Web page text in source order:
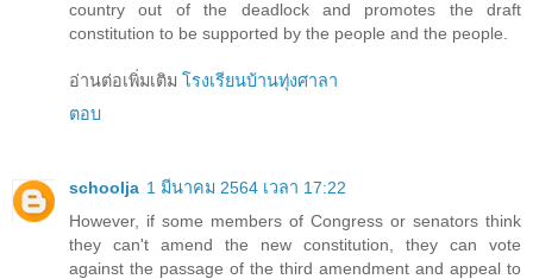
country out of the deadlock and promotes the draft
constitution to be supported by the people and the people.
อ่านต่อเพิ่มเติม โรงเรียนบ้านทุ่งศาลา
ตอบ
schoolja 1 มีนาคม 2564 เวลา 17:22
However, if some members of Congress or senators think
they can't amend the new constitution, they can vote
against the passage of the third amendment and appeal to